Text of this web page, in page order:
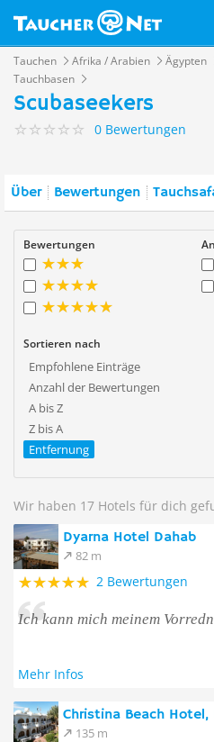
Tauchen Afrika / Arabien Ägypten
Tauchbasen
Scubaseekers
0 Bewertungen
Über Bewertungen
Bewertungen
Sortieren nach
Empfohlene Einträge
Anzahl der Bewertungen
A bis Z
Z bis A
Entfernung
Wir haben 17 Hotels für dich
Dyarna Hotel Dahab
82 m
2 Bewertungen
Ich kann mich meinem
Mehr Infos
Christina Beach Hotel,
135 m